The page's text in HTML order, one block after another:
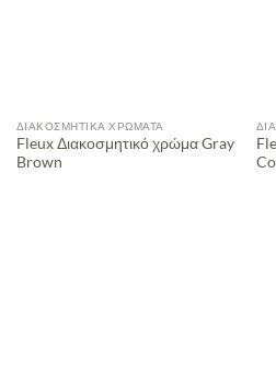
ΔΙΑΚΟΣΜΗΤΙΚΆ ΧΡΏΜΑΤΑ
Fleux Διακοσμητικό χρώμα Gray
Brown